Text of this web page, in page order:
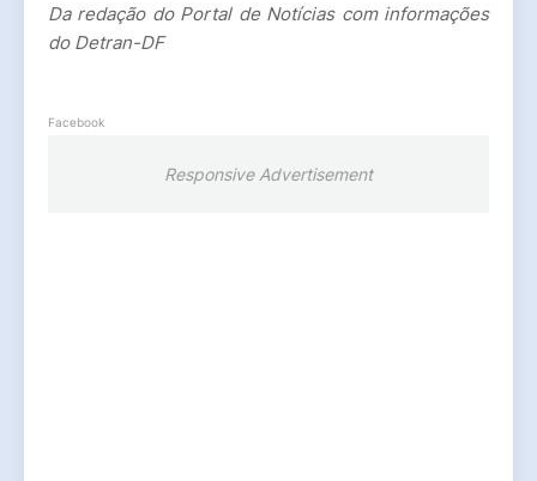
Da redação do Portal de Notícias com informações
do Detran-DF
Facebook
Responsive Advertisement